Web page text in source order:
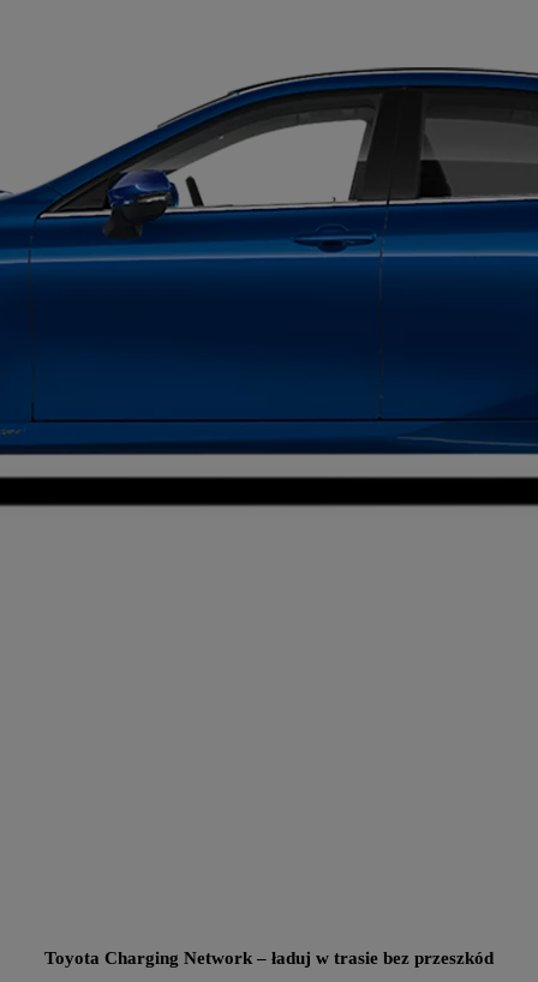
Toyota Charging Network – ładuj w trasie bez przeszkód